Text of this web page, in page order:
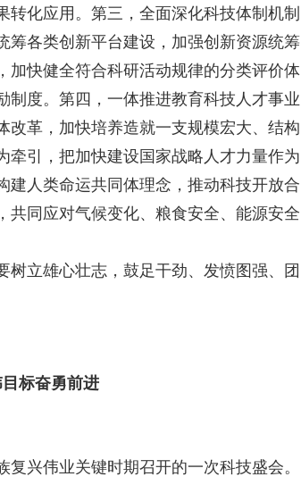
化应用。第三，全面深化科技体制机制
筹各类创新平台建设，加强创新资源统筹
加快健全符合科研活动规律的分类评价体
制度。第四，一体推进教育科技人才事业
改革，加快培养造就一支规模宏大、结构
牵引，把加快建设国家战略人才力量作为
建人类命运共同体理念，推动科技开放合
共同应对气候变化、粮食安全、能源安全
立雄心壮志，鼓足干劲、发愤图强、团
标奋勇前进
兴伟业关键时期召开的一次科技盛会。